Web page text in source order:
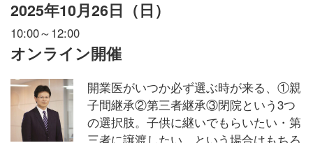
2025年10月26日（日）
10:00～12:00
オンライン開催
開業医がいつか必ず選ぶ時が来る、①親
子間継承②第三者継承③閉院という3つ
の選択肢。子供に継いでもらいたい・第